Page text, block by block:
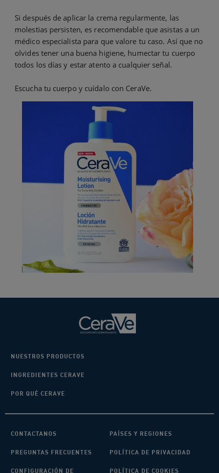
Si después de aplicar la crema regularmente, las
molestias persisten, es recomendable que asistas a un
médico especialista para que valore tu caso. Así que no
olvides tener una buena higiene, humectar tu cuerpo
todos los días y estar atento a cualquier señal.
Escucha tu cuerpo y cuídalo con CeraVe.
NUESTROS PRODUCTOS
INGREDIENTES CERAVE
POR QUÉ CERAVE
CONTACTANOS PAÍSES Y REGIONES
PREGUNTAS FRECUENTES POLÍTICA DE PRIVACIDAD
CONFIGURACIÓN DE POLÍTICA DE COOKIES